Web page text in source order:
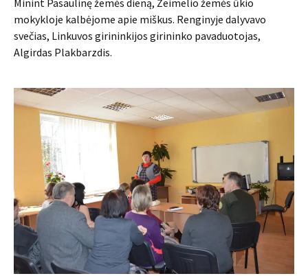
Minint Pasaulinę žemės dieną, Žeimelio žemės ūkio
mokykloje kalbėjome apie miškus. Renginyje dalyvavo
svečias, Linkuvos girininkijos girininko pavaduotojas,
Algirdas Plakbarzdis.